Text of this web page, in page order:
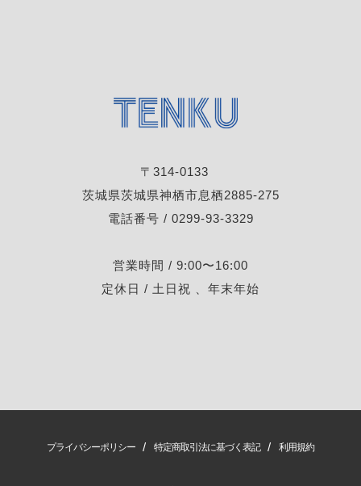
〒314-0133
茨城県茨城県神栖市息栖2885-275
電話番号 / 0299-93-3329
営業時間 / 9:00〜16:00
定休日 / 土日祝 、年末年始
プライバシーポリシー / 特定商取引法に基づく表記 / 利用規約